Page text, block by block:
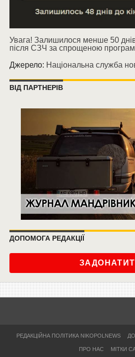
Увага! Залишилося менше 50
після СЗЧ за спрощеною
Джерело: Національна служба
ВІД ПАРТНЕРІВ
ДОПОМОГА РЕДАКЦІЇ
РЕДАКЦІЙНА ПОЛІТИКА NIKOPOLNEWS
ПРО НАС МІТКИ